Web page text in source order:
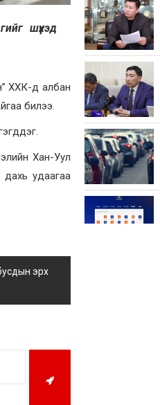
шүүхэд
ХХК-д албан
билээ.
Хан-Уул
дахь удаагаа
эрх